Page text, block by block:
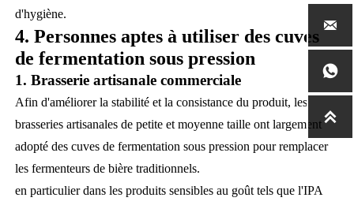
d'hygiène.
4. Personnes aptes à utiliser des cuves
de fermentation sous pression
1. Brasserie artisanale commerciale
Afin d'améliorer la stabilité et la consistance du produit, les
brasseries artisanales de petite et moyenne taille ont largement
adopté des cuves de fermentation sous pression pour remplacer
les fermenteurs de bière traditionnels.
en particulier dans les produits sensibles au goût tels que l'IPA


